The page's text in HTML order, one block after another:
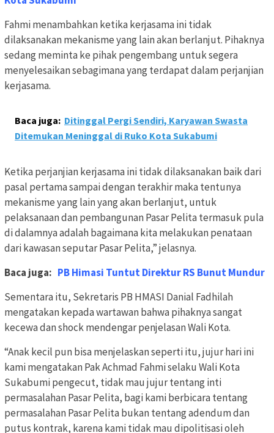
Fahmi menambahkan ketika kerjasama ini tidak
dilaksanakan mekanisme yang lain akan berlanjut. Pihaknya
sedang meminta ke pihak pengembang untuk segera
menyelesaikan sebagimana yang terdapat dalam perjanjian
kerjasama.
Baca juga: Ditinggal Pergi Sendiri, Karyawan Swasta
Ditemukan Meninggal di Ruko Kota Sukabumi
Ketika perjanjian kerjasama ini tidak dilaksanakan baik dari
pasal pertama sampai dengan terakhir maka tentunya
mekanisme yang lain yang akan berlanjut, untuk
pelaksanaan dan pembangunan Pasar Pelita termasuk pula
di dalamnya adalah bagaimana kita melakukan penataan
dari kawasan seputar Pasar Pelita,” jelasnya.
Baca juga: PB Himasi Tuntut Direktur RS Bunut Mundur
Sementara itu, Sekretaris PB HMASI Danial Fadhilah
mengatakan kepada wartawan bahwa pihaknya sangat
kecewa dan shock mendengar penjelasan Wali Kota.
“Anak kecil pun bisa menjelaskan seperti itu, jujur hari ini
kami mengatakan Pak Achmad Fahmi selaku Wali Kota
Sukabumi pengecut, tidak mau jujur tentang inti
permasalahan Pasar Pelita, bagi kami berbicara tentang
permasalahan Pasar Pelita bukan tentang adendum dan
putus kontrak, karena kami tidak mau dipolitisasi oleh